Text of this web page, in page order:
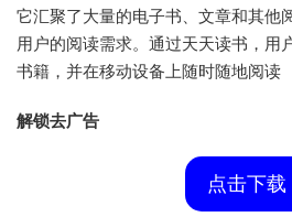
它汇聚了大量的电子书、文章和其他
用户的阅读需求。通过天天读书，用
书籍，并在移动设备上随时随地阅读
解锁去广告
点击下载